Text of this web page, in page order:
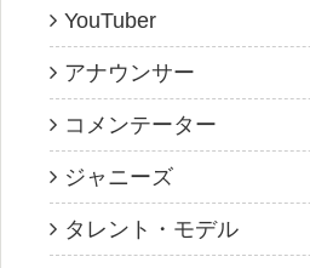
YouTuber
アナウンサー
コメンテーター
ジャニーズ
タレント・モデル